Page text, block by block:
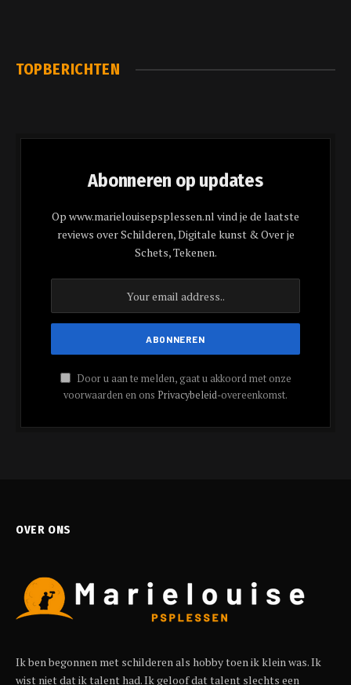
TOPBERICHTEN
Abonneren op updates
Op www.marielouisepsplessen.nl vind je de laatste
reviews over Schilderen, Digitale kunst & Over je
Schets, Tekenen.
Door u aan te melden, gaat u akkoord met onze
voorwaarden en ons Privacybeleid-overeenkomst.
OVER ONS
Ik ben begonnen met schilderen als hobby toen ik klein was. Ik
wist niet dat ik talent had. Ik geloof dat talent slechts een